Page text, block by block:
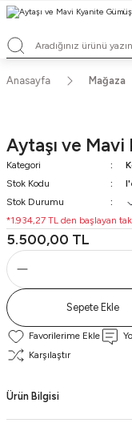
TÜM
L'EA'NIN
HER BİR L'EA ÖMÜR
TEK
Anasayfa Mağaza
Aytaşı ve
Kategori
Stok Kodu
Stok Durumu
*1.934,27 TL den başlayan
5.500,00 TL
Sepete Ekle
Karşılaştır
Ürün Bilgisi